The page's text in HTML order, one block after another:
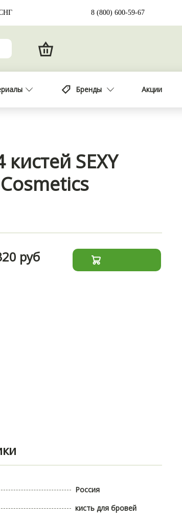
SEXY
руб
Россия
кисть для бровей
8 (800) 600-59-67
Бренды Акции